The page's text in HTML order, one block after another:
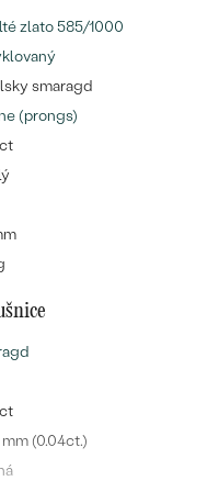
zlato 585/1000
smaragd
(prongs)
(0.04ct.)